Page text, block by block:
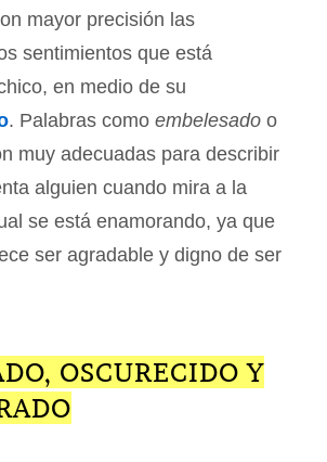
mayor precisión las
sentimientos que está
en medio de su
. Palabras como embelesado o
muy adecuadas para describir
alguien cuando mira a la
se está enamorando, ya que
ser agradable y digno de ser
OSCURECIDO Y